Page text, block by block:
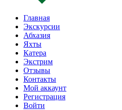
Главная
Экскурсии
Абхазия
Яхты
Катера
Экстрим
Отзывы
Контакты
Мой аккаунт
Регистрация
Войти